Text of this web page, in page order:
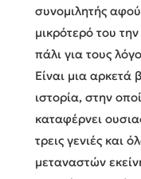
συνομιλητής
μικρότερό του
πάλι για τους
Είναι μια αρκετά
ιστορία, στην
καταφέρνει
τρεις γενιές και
μεταναστών